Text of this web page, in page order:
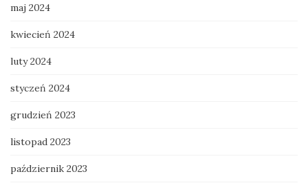
maj 2024
kwiecień 2024
luty 2024
styczeń 2024
grudzień 2023
listopad 2023
październik 2023